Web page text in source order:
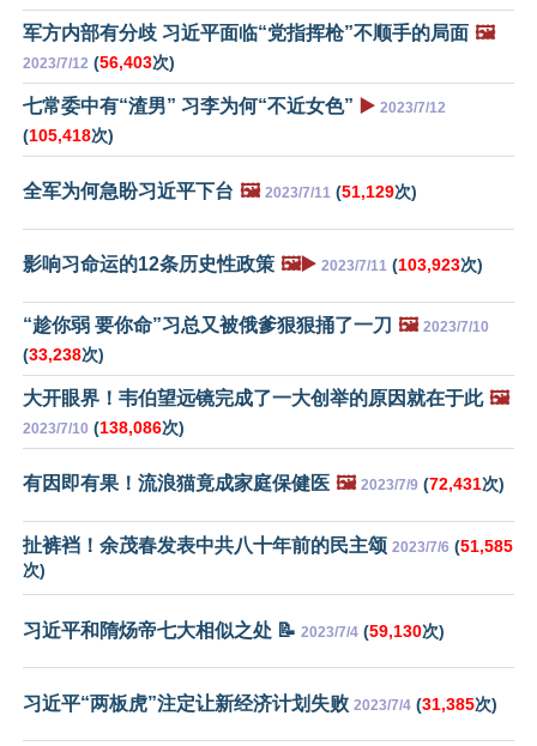
军方内部有分歧 习近平面临“党指挥枪”不顺手的局面 🖼️
2023/7/12 (56,403次)
七常委中有“渣男” 习李为何“不近女色” ▶️ 2023/7/12
(105,418次)
全军为何急盼习近平下台 🖼️ 2023/7/11 (51,129次)
影响习命运的12条历史性政策 🖼️▶️ 2023/7/11 (103,923次)
“趁你弱 要你命”习总又被俄爹狠狠捅了一刀 🖼️ 2023/7/10
(33,238次)
大开眼界！韦伯望远镜完成了一大创举的原因就在于此 🖼️
2023/7/10 (138,086次)
有因即有果！流浪猫竟成家庭保健医 🖼️ 2023/7/9 (72,431次)
扯裤裆！余茂春发表中共八十年前的民主颂 2023/7/6 (51,585
次)
习近平和隋炀帝七大相似之处 📝 2023/7/4 (59,130次)
习近平“两板虎”注定让新经济计划失败 2023/7/4 (31,385次)